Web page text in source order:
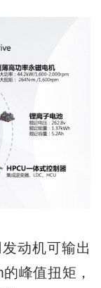
动机可输出
峰值扭矩，